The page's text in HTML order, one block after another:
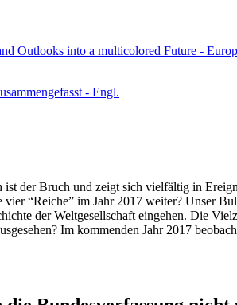
Outlooks into a multicolored Future -
- Engl.
der Bruch und zeigt sich vielfältig in
“Reiche” im Jahr 2017 weiter? Unser
der Weltgesellschaft eingehen. Die
Im kommenden Jahr 2017